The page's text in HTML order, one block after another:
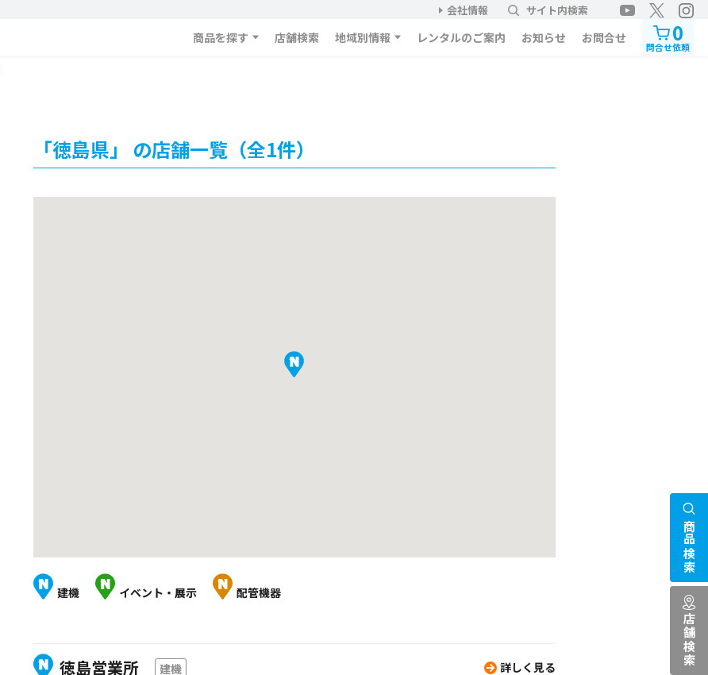
会社情報 サイト内検索
商品を探す 店舗検索 地域別情報 レンタルのご案内 お知らせ お問合せ 0
問合せ依頼
「徳島県」 の店舗一覧（全1件）
建機 イベント・展示 配管機器
徳島営業所
建機
詳しく見る
商品検索
店舗検索